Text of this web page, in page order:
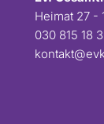
Heimat 27 -
030 815 18